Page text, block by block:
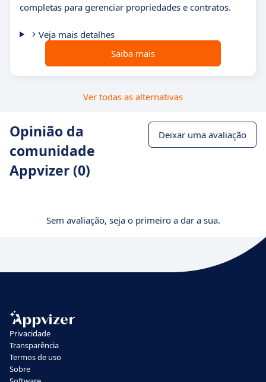
completas para gerenciar propriedades e contratos.
Veja mais detalhes
Saiba mais
Ver todas as alternativas
Opinião da
comunidade
Appvizer (0)
Deixar uma avaliação
Sem avaliação, seja o primeiro a dar a sua.
Privacidade
Transparência
Termos de uso
Sobre